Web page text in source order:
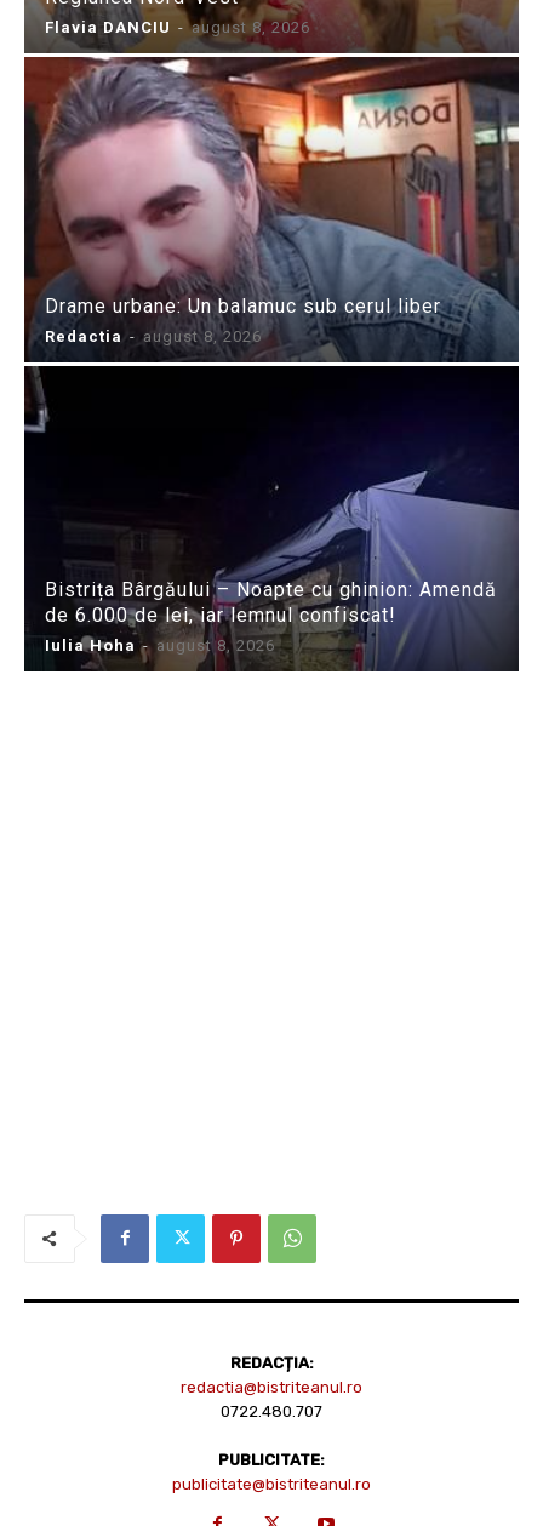
Flavia DANCIU - august 8, 2026
Drame urbane: Un balamuc sub cerul liber
Redactia - august 8, 2026
Bistrița Bârgăului – Noapte cu ghinion: Amendă
de 6.000 de lei, iar lemnul confiscat!
Iulia Hoha - august 8, 2026
REDACȚIA:
redactia@bistriteanul.ro
0722.480.707
PUBLICITATE:
publicitate@bistriteanul.ro